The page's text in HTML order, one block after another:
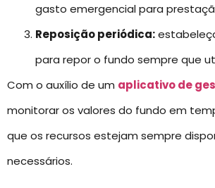
gasto emergencial para
Reposição periódica:
para repor o fundo sempre que
Com o auxílio de um aplicativo de
monitorar os valores do fundo em
que os recursos estejam sempre
necessários.